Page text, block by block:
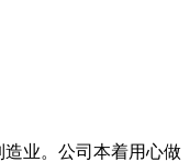
业。公司本着用心做